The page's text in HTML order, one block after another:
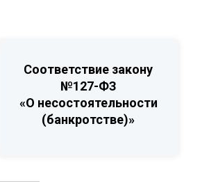
Соответствие закону
№127-ФЗ
«О несостоятельности
(банкротстве)»